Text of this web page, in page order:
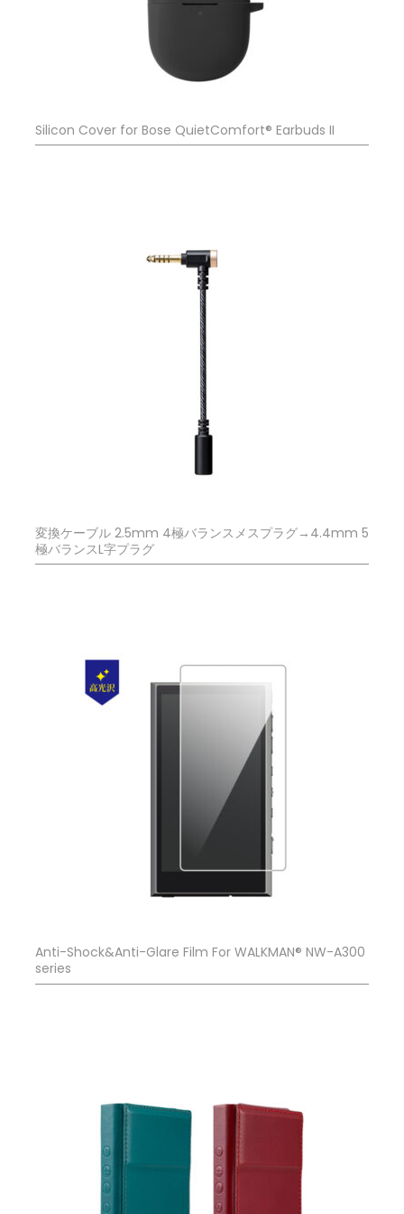
Silicon Cover for Bose QuietComfort® Earbuds II
変換ケーブル 2.5mm 4極バランスメスプラグ→4.4mm 5
極バランスL字プラグ
Anti-Shock&Anti-Glare Film For WALKMAN® NW-A300
series